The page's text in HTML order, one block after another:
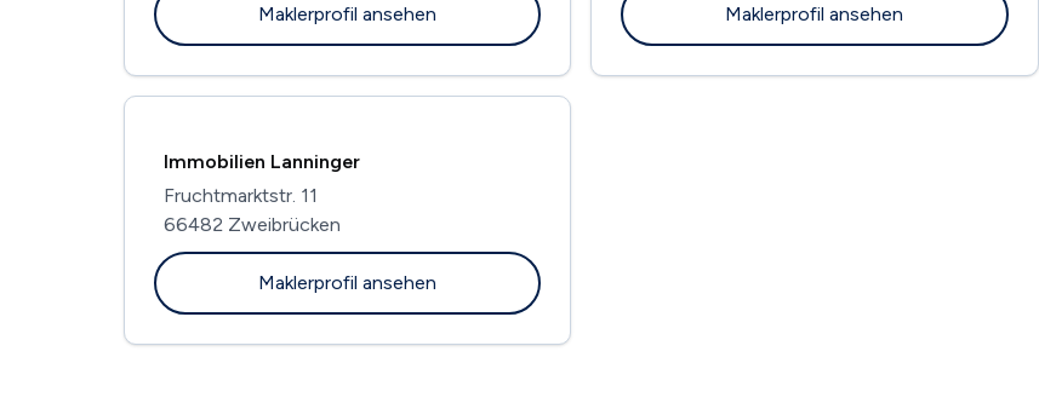
Maklerprofil ansehen Maklerprofil ansehen
Immobilien Lanninger
Fruchtmarktstr. 11
66482 Zweibrücken
Maklerprofil ansehen